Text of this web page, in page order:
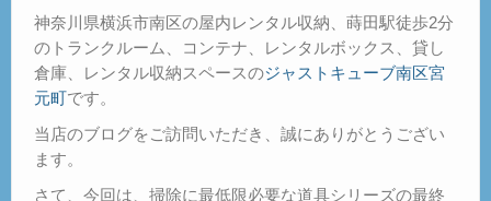
神奈川県横浜市南区の屋内レンタル収納、蒔田駅徒歩2分
のトランクルーム、コンテナ、レンタルボックス、貸し
倉庫、レンタル収納スペースのジャストキューブ南区宮
元町です。
当店のブログをご訪問いただき、誠にありがとうござい
ます。
さて、今回は、掃除に最低限必要な道具シリーズの最終